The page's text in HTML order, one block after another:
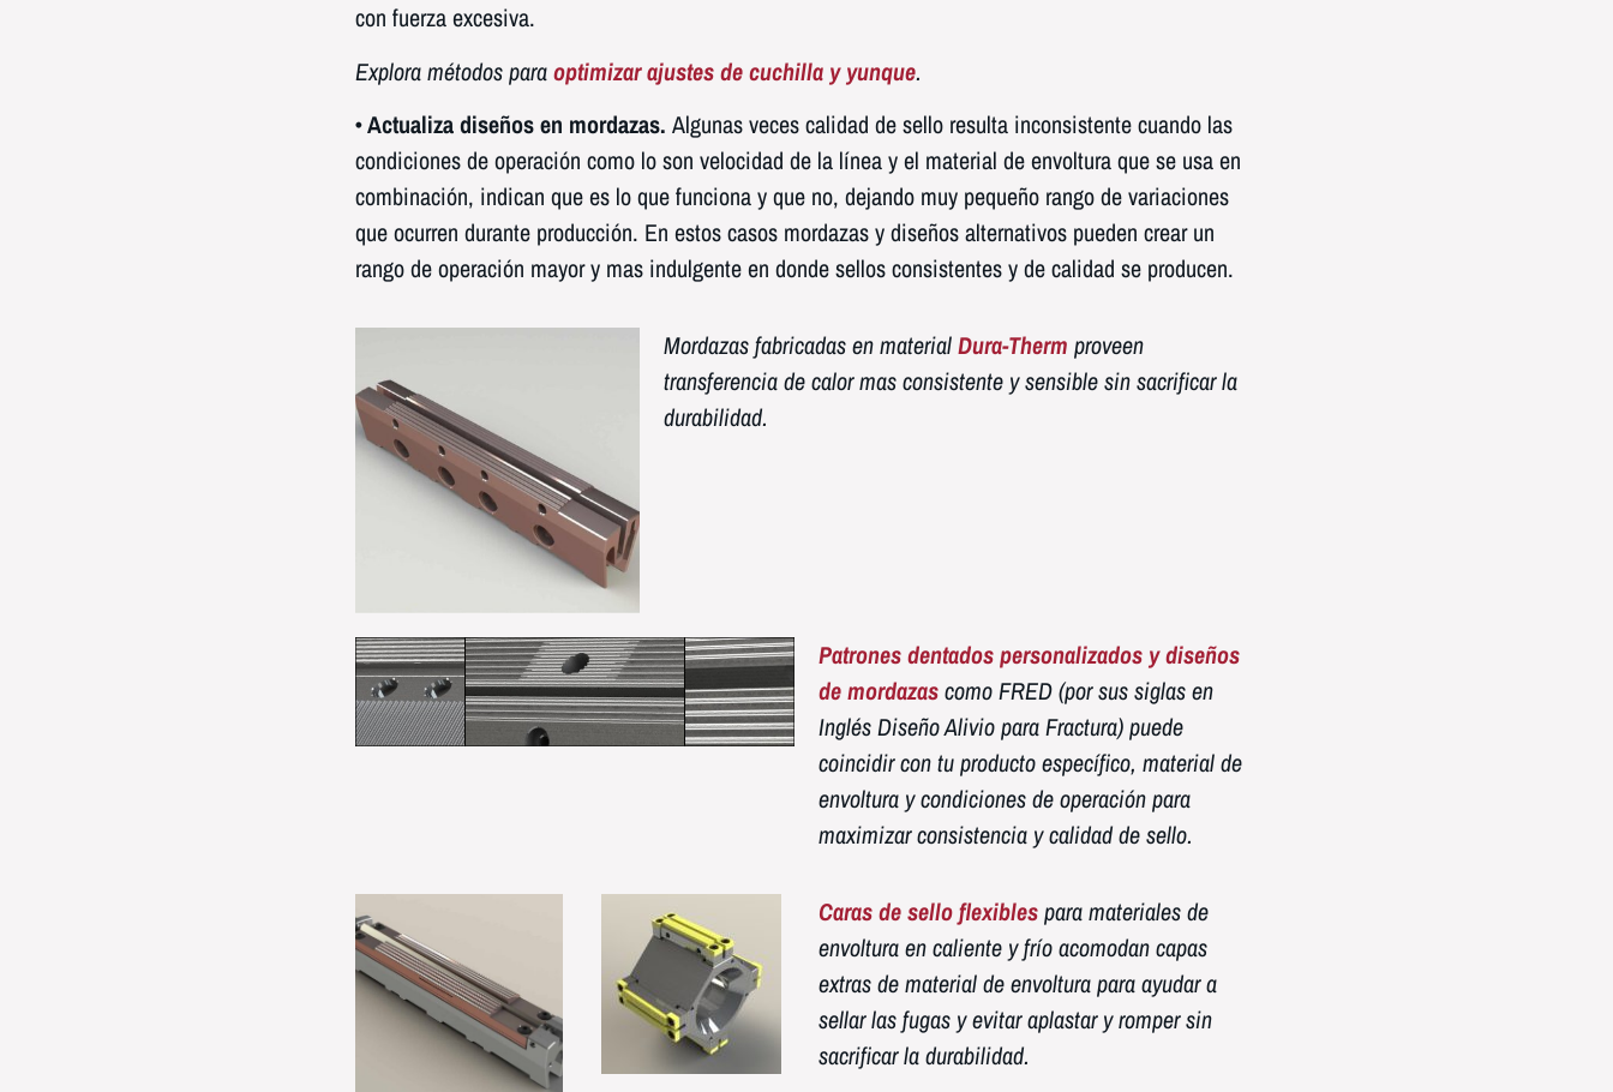
con fuerza excesiva.
Explora métodos paraoptimizar ajustes de cuchilla y yunque.
• Actualiza diseños en mordazas. Algunas veces calidad de sello resulta inconsistente cuando las
condiciones de operación como lo son velocidad de la línea y el material de envoltura que se usa en
combinación, indican que es lo que funciona y que no, dejando muy pequeño rango de variaciones
que ocurren durante producción. En estos casos mordazas y diseños alternativos pueden crear un
rango de operación mayor y mas indulgente en donde sellos consistentes y de calidad se producen.
Mordazas fabricadas en materialDura-Therm proveen
transferencia de calor mas consistente y sensible sin sacrificar la
durabilidad.
Patrones dentados personalizados y diseños
de mordazascomo FRED (por sus siglas en
Inglés Diseño Alivio para Fractura) puede
coincidir con tu producto específico, material de
envoltura y condiciones de operación para
maximizar consistencia y calidad de sello.
Caras de sello flexiblespara materiales de
envoltura en caliente y frío acomodan capas
extras de material de envoltura para ayudar a
sellar las fugas y evitar aplastar y romper sin
sacrificar la durabilidad.